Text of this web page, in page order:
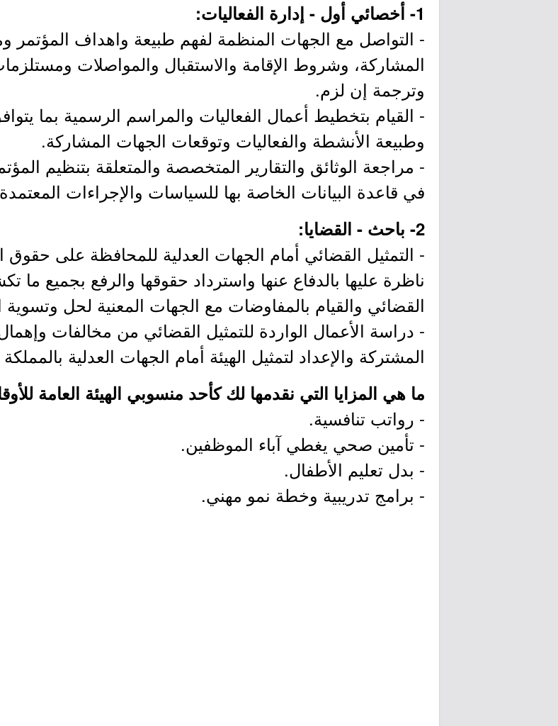
1- أخصائي أول - إدارة الفعاليات:
- التواصل مع الجهات المنظمة لفهم طبيعة واهداف المؤتمر
المشاركة، وشروط الإقامة والاستقبال والمواصلات
وترجمة إن لزم.
- القيام بتخطيط أعمال الفعاليات والمراسم الرسمية بما
وطبيعة الأنشطة والفعاليات وتوقعات الجهات المشاركة.
- مراجعة الوثائق والتقارير المتخصصة والمتعلقة بتنظيم
في قاعدة البيانات الخاصة بها للسياسات والإجراءات
2- باحث - القضايا:
- التمثيل القضائي أمام الجهات العدلية للمحافظة على حقوق
ناظرة عليها بالدفاع عنها واسترداد حقوقها والرفع بجميع ما
القضائي والقيام بالمفاوضات مع الجهات المعنية لحل وتسوية
- دراسة الأعمال الواردة للتمثيل القضائي من مخالفات
المشتركة والإعداد لتمثيل الهيئة أمام الجهات العدلية
ما هي المزايا التي نقدمها لك كأحد منسوبي الهيئة العامة
- رواتب تنافسية.
- تأمين صحي يغطي آباء الموظفين.
- بدل تعليم الأطفال.
- برامج تدريبية وخطة نمو مهني.